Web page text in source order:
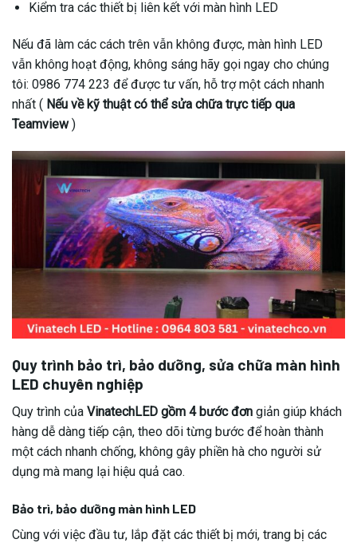
Kiểm tra các thiết bị liên kết với màn hình LED
Nếu đã làm các cách trên vẫn không được, màn hình LED
vẫn không hoạt động, không sáng hãy gọi ngay cho chúng
tôi: 0986 774 223 để được tư vấn, hỗ trợ một cách nhanh
nhất ( Nếu về kỹ thuật có thể sửa chữa trực tiếp qua
Teamview)
Quy trình bảo trì, bảo dưỡng, sửa chữa màn hình
LED chuyên nghiệp
Quy trình của VinatechLED gồm 4 bước đơn giản giúp khách
hàng dễ dàng tiếp cận, theo dõi từng bước để hoàn thành
một cách nhanh chống, không gây phiền hà cho người sử
dụng mà mang lại hiệu quả cao.
Bảo trì, bảo dưỡng màn hình LED
Cùng với việc đầu tư, lắp đặt các thiết bị mới, trang bị các